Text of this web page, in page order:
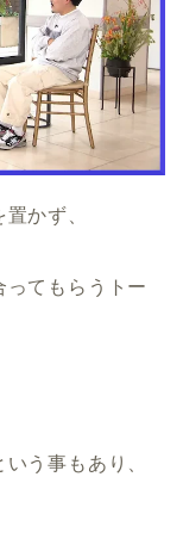
かず、
てもらうトー
う事もあり、